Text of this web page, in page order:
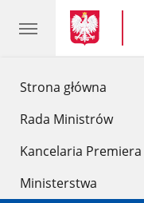
Strona główna
Rada Ministrów
Kancelaria Premiera
Ministerstwa